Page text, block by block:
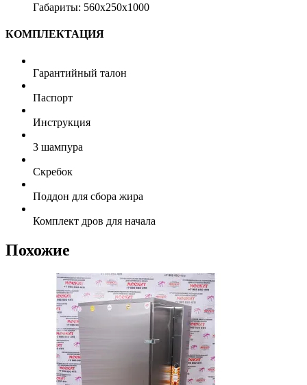
Габариты: 560x250x1000
КОМПЛЕКТАЦИЯ
Гарантийный талон
Паспорт
Инструкция
3 шампура
Скребок
Поддон для сбора жира
Комплект дров для начала
Похожие